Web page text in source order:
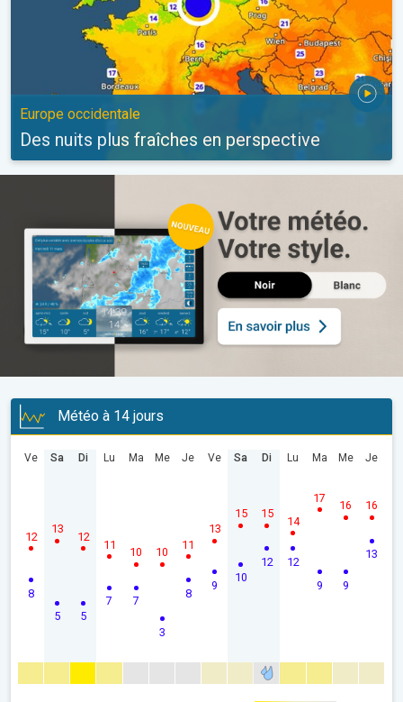
Europe occidentale
Des nuits plus fraîches en perspective
Météo à 14 jours
Ve
8
12
Sa
5
13
Di
5
12
Lu
7
11
Ma
7
10
Me
3
10
Je
8
11
Ve
9
13
Sa
10
15
Di
12
15
Lu
12
14
Ma
9
17
Me
9
16
Je
13
16